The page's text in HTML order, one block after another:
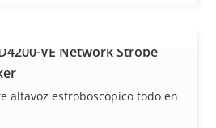
MÁS
VE Network Strobe
altavoz estroboscópico todo en